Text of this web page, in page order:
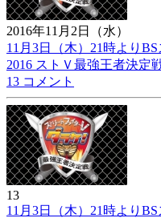
2016年11月2日（水）
11月3日（木）21時より
2016 ストＶ最強王者決定
13 コメント
13
11月3日（木）21時より